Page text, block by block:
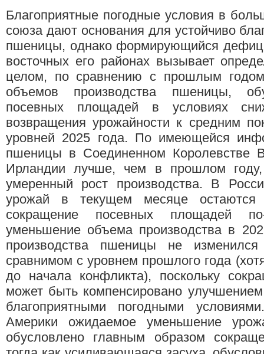
Благоприятные погодные условия в
союза дают основания для устойчиво
пшеницы, однако формирующийся
восточных его районах вызывает
целом, по сравнению с прошлым
объемов производства пшеницы,
посевных площадей в условиях
возвращения урожайности к средним
уровней 2025 года. По имеющейся
пшеницы в Соединенном Королевстве
Ирландии лучше, чем в прошлом
умеренный рост производства. В
урожай в текущем месяце
сокращение посевных площадей
уменьшение объема производства в
производства пшеницы не
сравнимом с уровнем прошлого года
до начала конфликта), поскольку
может быть компенсировано
благоприятными погодными
Америки ожидаемое уменьшение
обусловлено главным образом